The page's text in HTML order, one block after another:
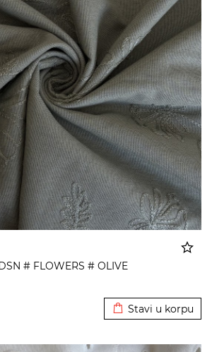
# FLOWERS # OLIVE
Stavi u korpu